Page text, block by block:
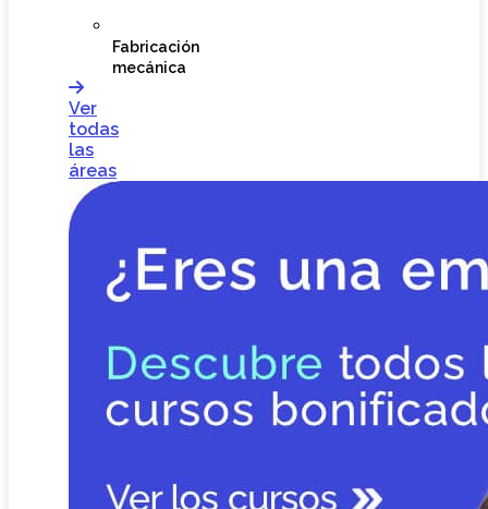
Fabricación
mecánica
Ver
todas
las
áreas